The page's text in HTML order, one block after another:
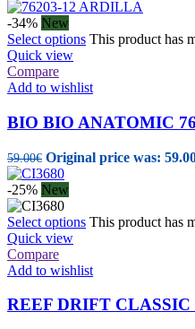
-34% New
Select options This product has
Quick view
Compare
Add to wishlist
BIO BIO ANATOMIC
59.00€ Original price was:
-25% New
Select options This product has
Quick view
Compare
Add to wishlist
REEF DRIFT CLASSIC